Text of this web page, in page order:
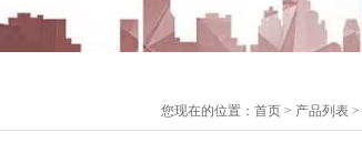
您现在的位置： 首页 > 产品列表 >